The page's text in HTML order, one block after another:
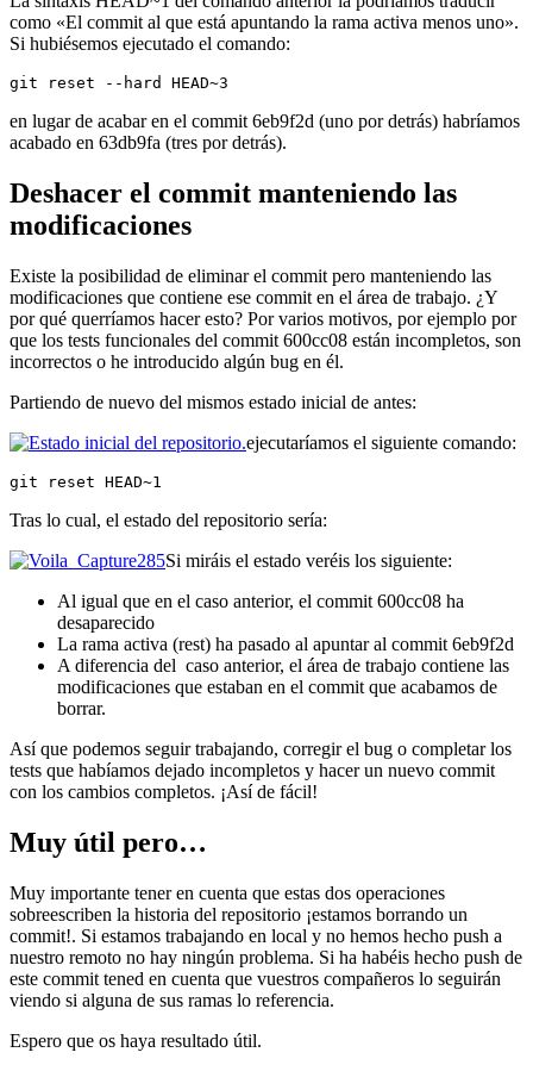
como «El commit al que está apuntando la rama activa menos uno».
Si hubiésemos ejecutado el comando:
git reset --hard HEAD~3
en lugar de acabar en el commit 6eb9f2d (uno por detrás) habríamos
acabado en 63db9fa (tres por detrás).
Deshacer el commit manteniendo las
modificaciones
Existe la posibilidad de eliminar el commit pero manteniendo las
modificaciones que contiene ese commit en el área de trabajo. ¿Y
por qué querríamos hacer esto? Por varios motivos, por ejemplo por
que los tests funcionales del commit 600cc08 están incompletos, son
incorrectos o he introducido algún bug en él.
Partiendo de nuevo del mismos estado inicial de antes:
ejecutaríamos el siguiente comando:
git reset HEAD~1
Tras lo cual, el estado del repositorio sería:
Si miráis el estado veréis los siguiente:
Al igual que en el caso anterior, el commit 600cc08 ha
desaparecido
La rama activa (rest) ha pasado al apuntar al commit 6eb9f2d
A diferencia del caso anterior, el área de trabajo contiene las
modificaciones que estaban en el commit que acabamos de
borrar.
Así que podemos seguir trabajando, corregir el bug o completar los
tests que habíamos dejado incompletos y hacer un nuevo commit
con los cambios completos. ¡Así de fácil!
Muy útil pero…
Muy importante tener en cuenta que estas dos operaciones
sobreescriben la historia del repositorio ¡estamos borrando un
commit!. Si estamos trabajando en local y no hemos hecho push a
nuestro remoto no hay ningún problema. Si ha habéis hecho push de
este commit tened en cuenta que vuestros compañeros lo seguirán
viendo si alguna de sus ramas lo referencia.
Espero que os haya resultado útil.